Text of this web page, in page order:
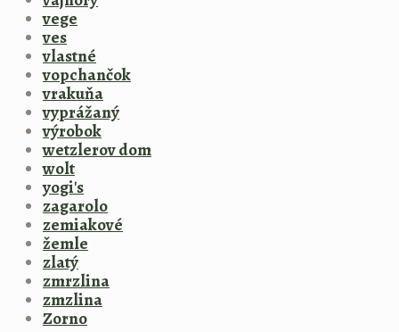
vege
ves
vlastné
vopchančok
vrakuňa
vyprážaný
výrobok
wetzlerov dom
wolt
yogi's
zagarolo
zemiakové
žemle
zlatý
zmrzlina
zmzlina
Zorno